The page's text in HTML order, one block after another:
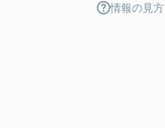
情報の見方